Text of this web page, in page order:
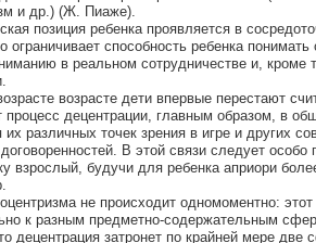
и др.) (Ж. Пиаже).
позиция ребенка проявляется в
ограничивает способность ребенка
в реальном сотрудничестве и, кроме
возрасте дети впервые перестают
децентрации, главным образом, в
их различных точек зрения в игре и других
В этой связи следует
взрослый, будучи для ребенка априори
не происходит одномоментно:
к разным предметно-содержательным
децентрация затронет по крайней мере две